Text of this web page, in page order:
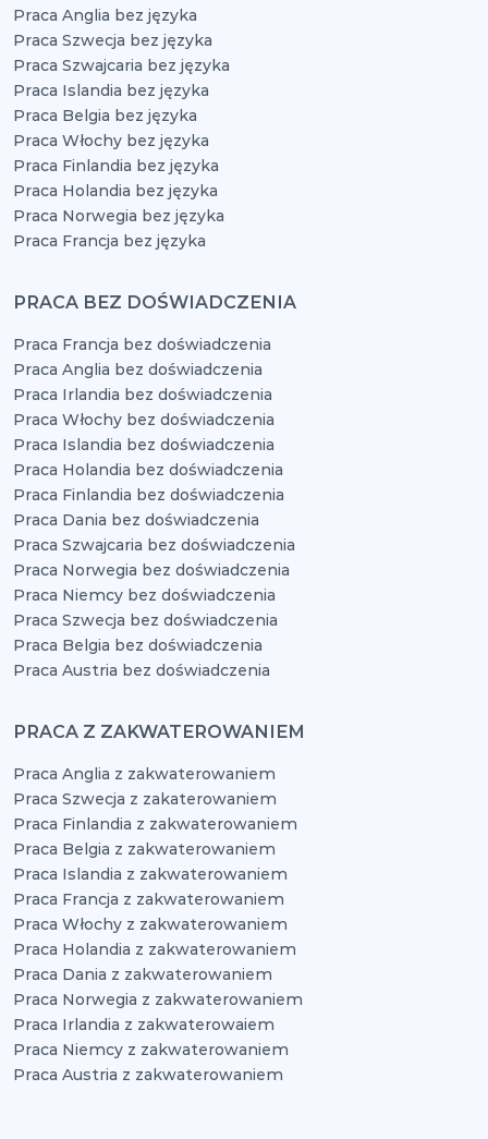
Praca Anglia bez języka
Praca Szwecja bez języka
Praca Szwajcaria bez języka
Praca Islandia bez języka
Praca Belgia bez języka
Praca Włochy bez języka
Praca Finlandia bez języka
Praca Holandia bez języka
Praca Norwegia bez języka
Praca Francja bez języka
PRACA BEZ DOŚWIADCZENIA
Praca Francja bez doświadczenia
Praca Anglia bez doświadczenia
Praca Irlandia bez doświadczenia
Praca Włochy bez doświadczenia
Praca Islandia bez doświadczenia
Praca Holandia bez doświadczenia
Praca Finlandia bez doświadczenia
Praca Dania bez doświadczenia
Praca Szwajcaria bez doświadczenia
Praca Norwegia bez doświadczenia
Praca Niemcy bez doświadczenia
Praca Szwecja bez doświadczenia
Praca Belgia bez doświadczenia
Praca Austria bez doświadczenia
PRACA Z ZAKWATEROWANIEM
Praca Anglia z zakwaterowaniem
Praca Szwecja z zakaterowaniem
Praca Finlandia z zakwaterowaniem
Praca Belgia z zakwaterowaniem
Praca Islandia z zakwaterowaniem
Praca Francja z zakwaterowaniem
Praca Włochy z zakwaterowaniem
Praca Holandia z zakwaterowaniem
Praca Dania z zakwaterowaniem
Praca Norwegia z zakwaterowaniem
Praca Irlandia z zakwaterowaiem
Praca Niemcy z zakwaterowaniem
Praca Austria z zakwaterowaniem